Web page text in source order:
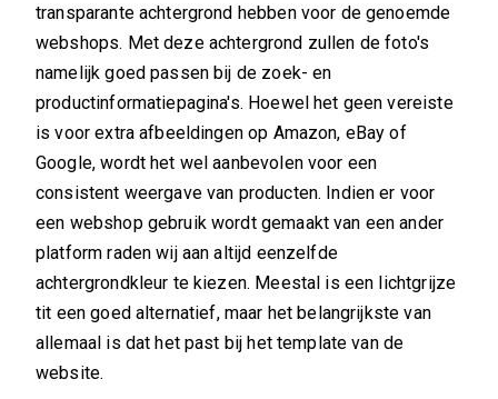
transparante achtergrond hebben voor de genoemde
webshops. Met deze achtergrond zullen de foto's
namelijk goed passen bij de zoek- en
productinformatiepagina's. Hoewel het geen vereiste
is voor extra afbeeldingen op Amazon, eBay of
Google, wordt het wel aanbevolen voor een
consistent weergave van producten. Indien er voor
een webshop gebruik wordt gemaakt van een ander
platform raden wij aan altijd eenzelfde
achtergrondkleur te kiezen. Meestal is een lichtgrijze
tit een goed alternatief, maar het belangrijkste van
allemaal is dat het past bij het template van de
website.